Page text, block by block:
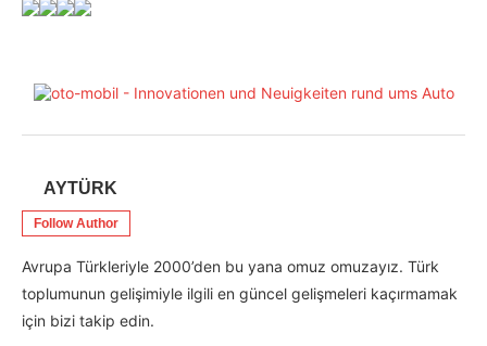
AYTÜRK
Follow Author
Avrupa Türkleriyle 2000’den bu yana omuz omuzayız. Türk
toplumunun gelişimiyle ilgili en güncel gelişmeleri kaçırmamak
için bizi takip edin.